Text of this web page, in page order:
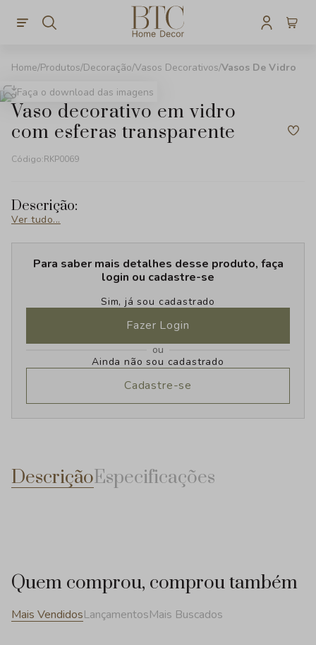
Produtos Decoração Vasos Decorativos Vasos De Vidro
Faça o download das imagens
vaso decorativo em vidro
com esferas transparente
Código:RKP0069
Descrição:
Ver tudo...
Para saber mais detalhes desse produto, faça
login ou cadastre-se
Sim, já sou cadastrado
Fazer Login
ou
Ainda não sou cadastrado
Cadastre-se
DescriçãoEspecificações
Quem comprou, comprou também
Mais VendidosLançamentosMais Buscados